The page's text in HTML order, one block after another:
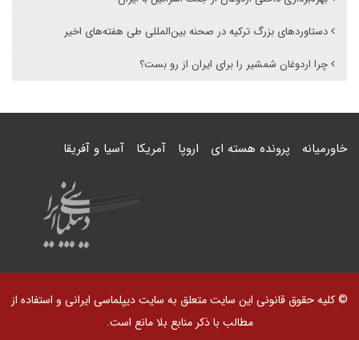
دستاوردهای بزرگ ترکیه در صحنه بین‌المللی طی هفته‌های اخیر
چرا اردوغان شمشیر را برای ایران از رو بست؟
خاورمیانه پرونده هسته ای اروپا آمریکا آسیا و آفریقا
© کلیه حقوق قانونی این سایت متعلق به سایت دیپلماسی ایرانی و استفاده از
مطالب با ذکر منابع بلا مانع است.